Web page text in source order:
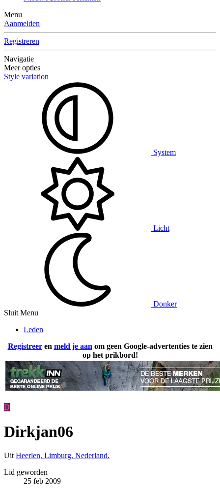
Menu
Aanmelden
Registreren
Navigatie
Meer opties
Style variation
System
Licht
Donker
Sluit Menu
Leden
Registreeren meld je aanom geen Google-advertenties te zien
op het prikbord!
D
Dirkjan06
Uit Heerlen, Limburg, Nederland.
Lid geworden
25 feb 2009